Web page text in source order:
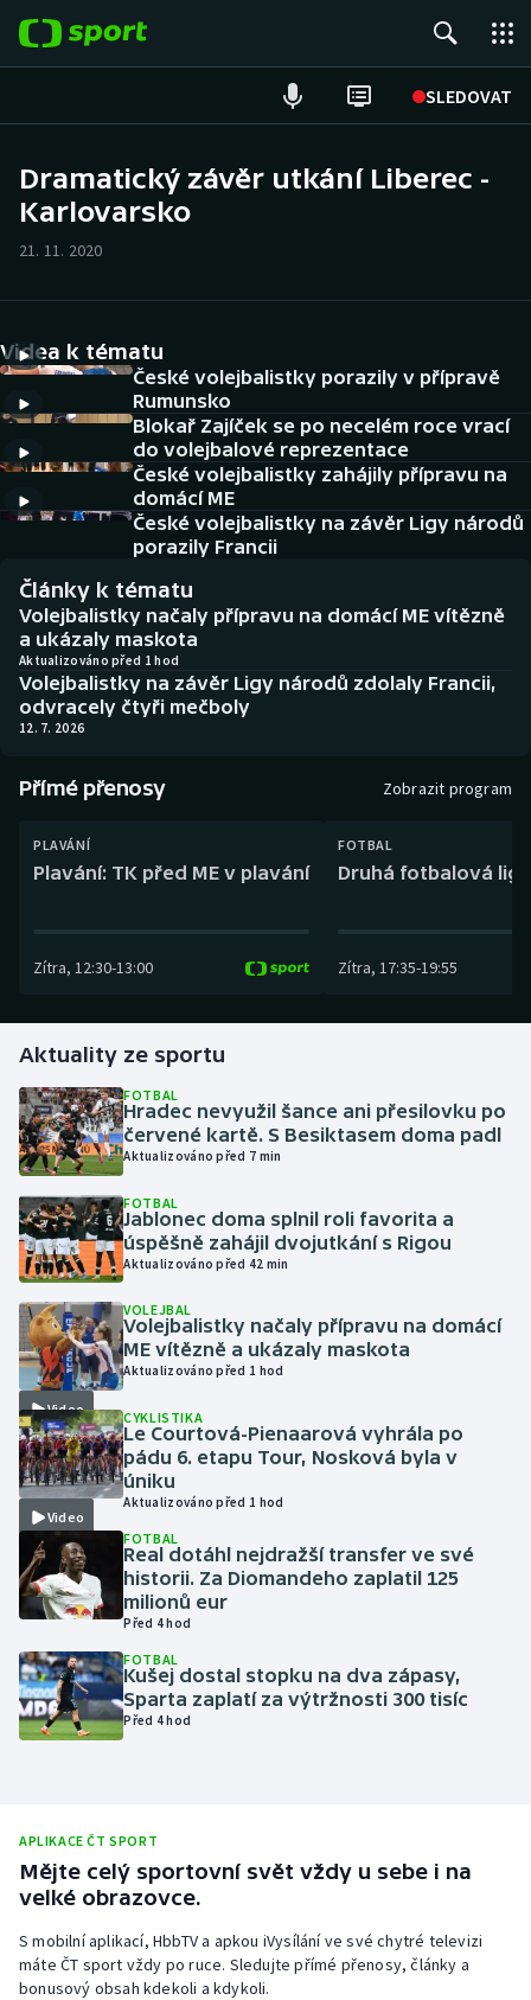
SLEDOVAT
Hokej
Cyklistika
DALŠÍ SPORTY
Americký fotbal
Baseball a softbal
Basketbal
Biatlon
Boby a skeleton
Box
Curling
Golf
Gymnastika
Házená
Jezdectví
Judo
Krasobruslení
Lezení
Lyže a snowboard
Moderní pětiboj
Motorsport
Olympijské hry
Parasport
Plavání
Rychlostní kanoistika
NEPŘEHLÉDNĚTE
Historické návraty
Aplikace ČT sport
AZ kvíz
Dramatický závěr utkání Liberec -
Karlovarsko
21. 11. 2020
Videa k tématu
České volejbalistky porazily v přípravě
Rumunsko
Blokař Zajíček se po necelém roce vrací
do volejbalové reprezentace
České volejbalistky zahájily přípravu na
domácí ME
České volejbalistky na závěr Ligy národů
porazily Francii
Články k tématu
Volejbalistky načaly přípravu na domácí ME vítězně
a ukázaly maskota
Aktualizováno před 1 hod
Volejbalistky na závěr Ligy národů zdolaly Francii,
odvracely čtyři mečboly
12. 7. 2026
Přímé přenosy Zobrazit program
PLAVÁNÍ
Plavání: TK před ME v plavání
Zítra, 12:30-13:00
FOTBAL
Druhá fotbalová
Zítra, 17:35-19:55
Aktuality ze sportu
FOTBAL
Hradec nevyužil šance ani přesilovku po
červené kartě. S Besiktasem doma padl
Aktualizováno před 7 min
FOTBAL
Jablonec doma splnil roli favorita a
úspěšně zahájil dvojutkání s Rigou
Aktualizováno před 42 min
Video
VOLEJBAL
Volejbalistky načaly přípravu na domácí
ME vítězně a ukázaly maskota
Aktualizováno před 1 hod
Video
CYKLISTIKA
Le Courtová-Pienaarová vyhrála po
pádu 6. etapu Tour, Nosková byla v
úniku
Aktualizováno před 1 hod
FOTBAL
Real dotáhl nejdražší transfer ve své
historii. Za Diomandeho zaplatil 125
milionů eur
Před 4 hod
FOTBAL
Kušej dostal stopku na dva zápasy,
Sparta zaplatí za výtržnosti 300 tisíc
Před 4 hod
APLIKACE ČT SPORT
Mějte celý sportovní svět vždy u sebe i na
velké obrazovce.
S mobilní aplikací, HbbTV a apkou iVysílání ve své chytré televizi
máte ČT sport vždy po ruce. Sledujte přímé přenosy, články a
bonusový obsah kdekoli a kdykoli.